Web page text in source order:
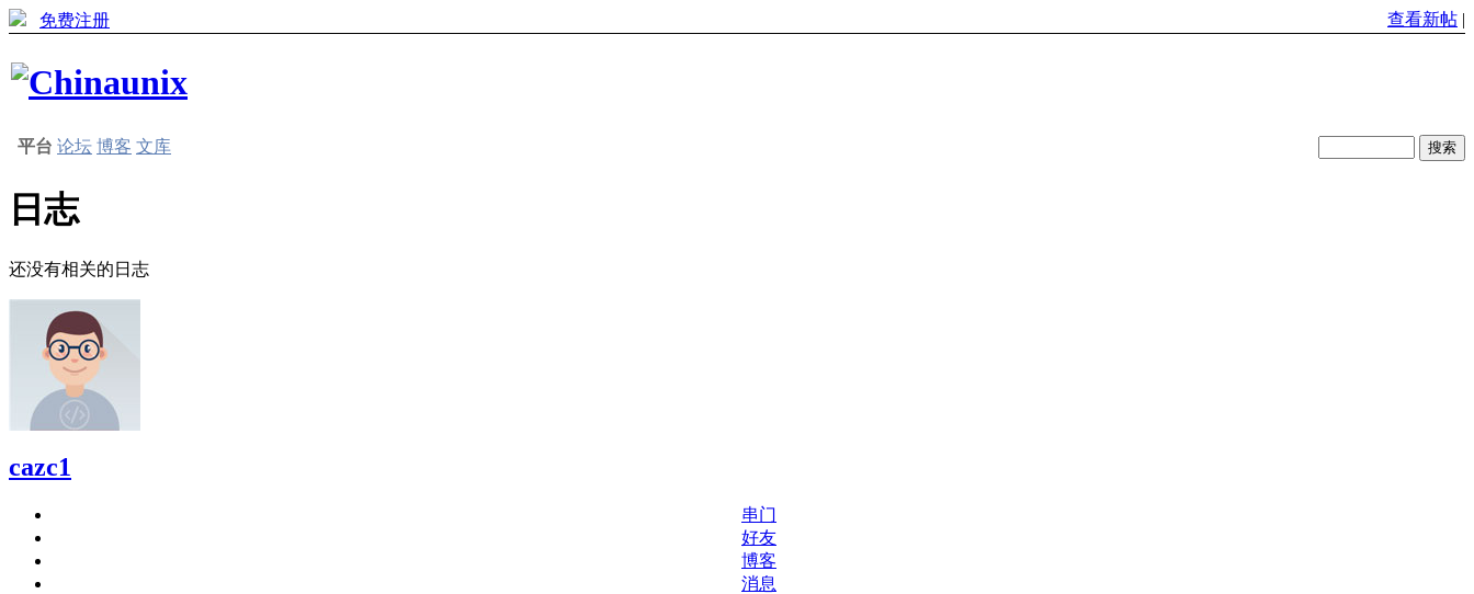
免费注册 查看新帖 |
平台 论坛 博客 文库
日志
还没有相关的日志
cazc1
串门
好友
博客
消息